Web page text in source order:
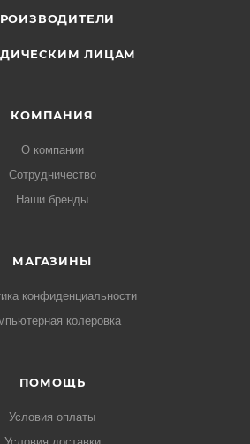
ЛИЦАМ
КОМПАНИЯ
О компании
Сотрудничество
Наши бренды
МАГАЗИНЫ
конфиденциальности
колеровка
ПОМОЩЬ
Условия оплаты